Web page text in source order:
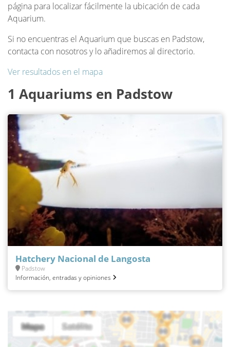
página para localizar fácilmente la ubicación de cada
Aquarium.
Si no encuentras el Aquarium que buscas en Padstow,
contacta con nosotros y lo añadiremos al directorio.
Ver resultados en el mapa
1 Aquariums en Padstow
Hatchery Nacional de Langosta
Padstow
Información, entradas y opiniones